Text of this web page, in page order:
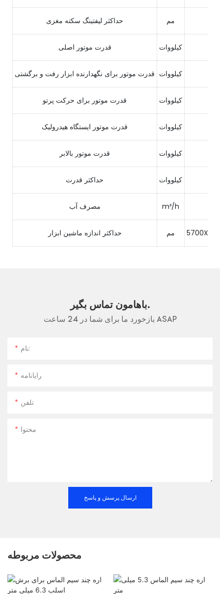
حداکثر لیفتینگ سکته مغزی مم
قدرت موتور اصلی کیلووات
قدرت موتور برای نگهدارنده ابزار رفت و برگشتی کیلووات
قدرت موتور برای حرکت پرتو کیلووات
قدرت موتور ایستگاه هیدرولیک کیلووات
قدرت موتور بالابر کیلووات
حداکثر قدرت کیلووات
مصرف آب m³/h
حداکثر اندازه ماشین ابزار مم
باهامون تماس بگير.
بازخورد ما برای شما در 24 ساعت ASAP
نام:
رایانامه
تلفن
محتوا
ارسال پرسش و پاسخ
محصولات مربوطه